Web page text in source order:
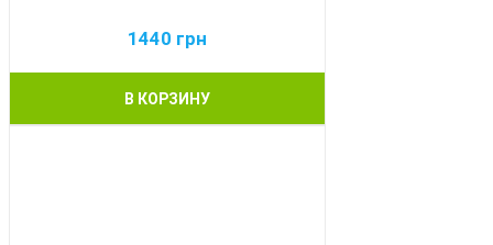
1440 грн
В КОРЗИНУ